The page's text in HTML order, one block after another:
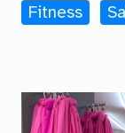
Fitness